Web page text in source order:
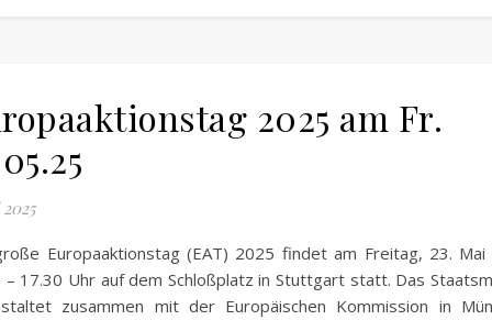
2025 am Fr.
Europaaktionstag (EAT) 2025 findet am Freitag, 23.
– 17.30 Uhr auf dem Schloßplatz in Stuttgart statt. Das
zusammen mit der Europäischen Kommission in